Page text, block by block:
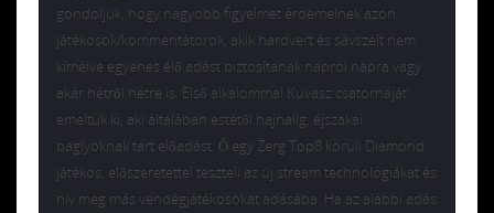
gondoljuk, hogy nagyobb figyelmet érdemelnek azon
játékosok/kommentátorok, akik hardvert és sávszélt nem
kímélve egyenes élő adást biztosítanak napról napra vagy
akár hétről hétre is. Első alkalommal Kuvasz csatornáját
emeltük ki, aki általában estétől hajnalig, éjszakai
baglyoknak tart előadást. Ő egy Zerg Top8 körüli Diamond
játékos, előszeretettel teszteli az új stream technológiákat és
hív meg más vendégjátékosokat adásába. Ha az alábbi adás